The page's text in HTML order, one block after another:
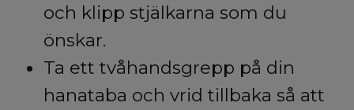
och klipp stjälkarna som du
önskar.
Ta ett tvåhandsgrepp på din
hanataba och vrid tillbaka så att